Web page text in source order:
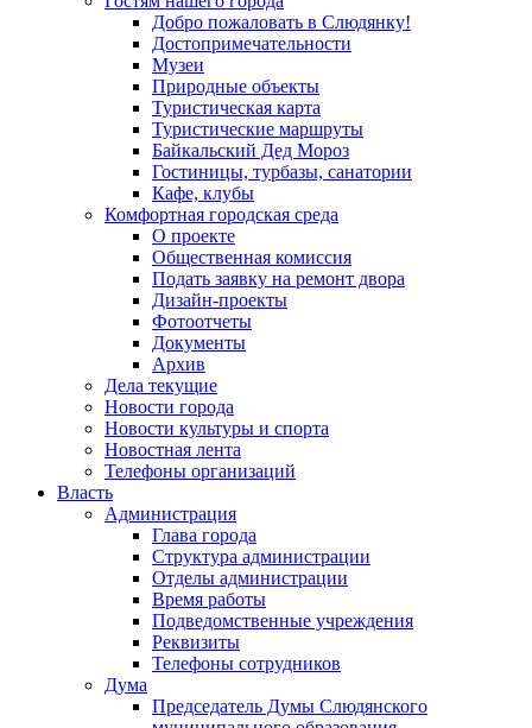
Добро пожаловать в Слюдянку!
Достопримечательности
Музеи
Природные объекты
Туристическая карта
Туристические маршруты
Байкальский Дед Мороз
Гостиницы, турбазы, санатории
Кафе, клубы
Комфортная городская среда
О проекте
Общественная комиссия
Подать заявку на ремонт двора
Дизайн-проекты
Фотоотчеты
Документы
Архив
Дела текущие
Новости города
Новости культуры и спорта
Новостная лента
Телефоны организаций
Власть
Администрация
Глава города
Структура администрации
Отделы администрации
Время работы
Подведомственные учреждения
Реквизиты
Телефоны сотрудников
Дума
Председатель Думы Слюдянского